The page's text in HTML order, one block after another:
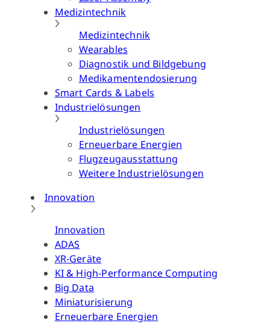
Medizintechnik
Medizintechnik
Wearables
Diagnostik und Bildgebung
Medikamentendosierung
Smart Cards & Labels
Industrielösungen
Industrielösungen
Erneuerbare Energien
Flugzeugausstattung
Weitere Industrielösungen
Innovation
Innovation
ADAS
XR-Geräte
KI & High-Performance Computing
Big Data
Miniaturisierung
Erneuerbare Energien